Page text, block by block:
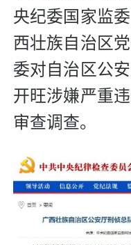
央纪委国家监
西壮族自治区
委对自治区公
开旺涉嫌严重
审查调查。